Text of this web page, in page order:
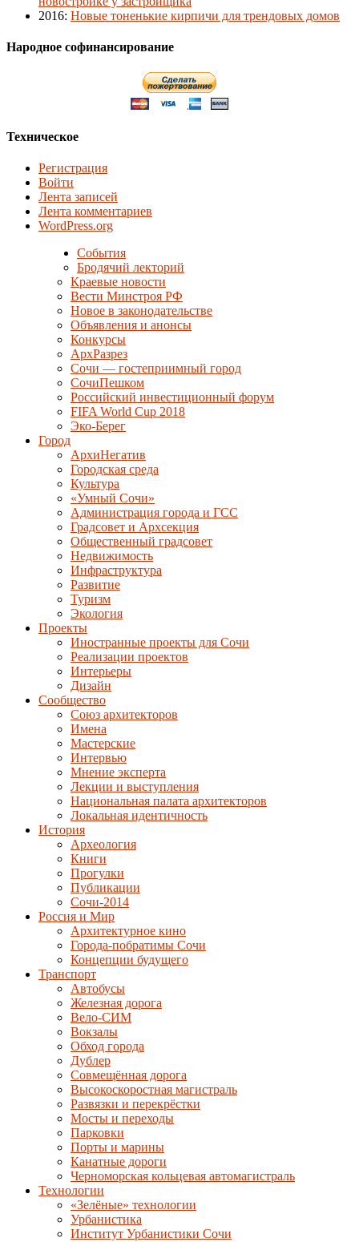
2016: Новые тоненькие кирпичи для трендовых домов
Народное софинансирование
Техническое
Регистрация
Войти
Лента записей
Лента комментариев
WordPress.org
События
Бродячий лекторий
Краевые новости
Вести Минстроя РФ
Новое в законодательстве
Объявления и анонсы
Конкурсы
АрхРазрез
Сочи — гостеприимный город
СочиПешком
Российский инвестиционный форум
FIFA World Cup 2018
Эко-Берег
Город
АрхиНегатив
Городская среда
Культура
«Умный Сочи»
Администрация города и ГСС
Градсовет и Архсекция
Общественный градсовет
Недвижимость
Инфраструктура
Развитие
Туризм
Экология
Проекты
Иностранные проекты для Сочи
Реализации проектов
Интерьеры
Дизайн
Сообщество
Союз архитекторов
Имена
Мастерские
Интервью
Мнение эксперта
Лекции и выступления
Национальная палата архитекторов
Локальная идентичность
История
Археология
Книги
Прогулки
Публикации
Сочи-2014
Россия и Мир
Архитектурное кино
Города-побратимы Сочи
Концепции будущего
Транспорт
Автобусы
Железная дорога
Вело-СИМ
Вокзалы
Обход города
Дублер
Совмещённая дорога
Высокоскоростная магистраль
Развязки и перекрёстки
Мосты и переходы
Парковки
Порты и марины
Канатные дороги
Черноморская кольцевая автомагистраль
Технологии
«Зелёные» технологии
Урбанистика
Институт Урбанистики Сочи